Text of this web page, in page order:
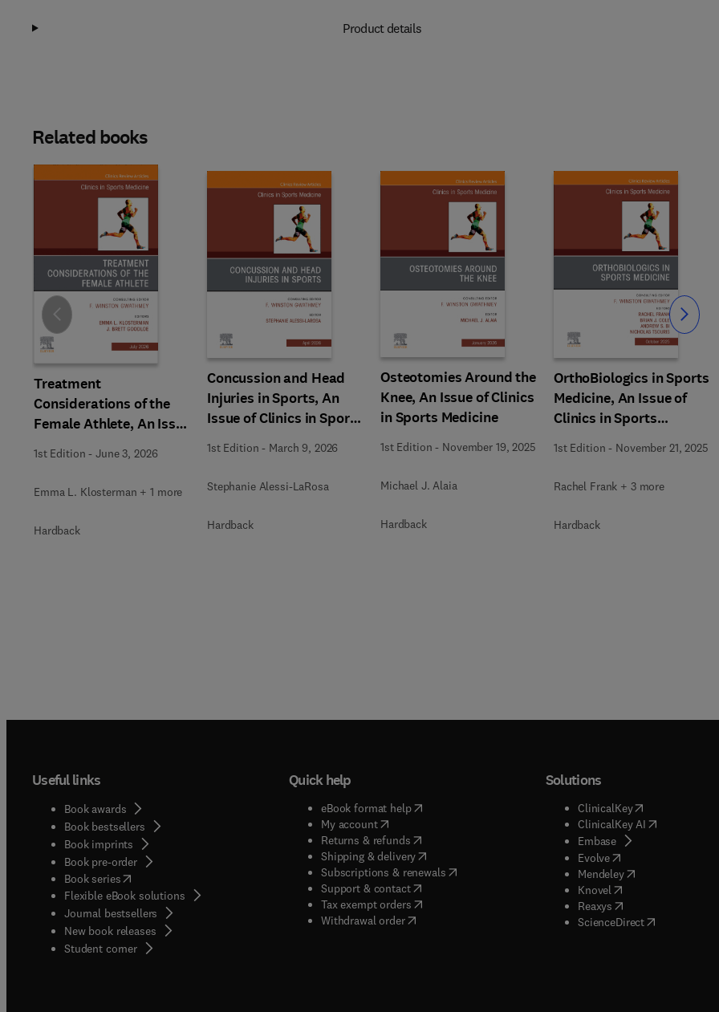
Product details
Related books
Treatment
Considerations of the
Female Athlete, An Issue
of Clinics in Sports
Medicine
1st Edition -June 3, 2026
Emma L. Klosterman + 1 more
Hardback
Concussion and Head
Injuries in Sports, An
Issue of Clinics in Sports
1st Edition - March 9, 2026
Stephanie Alessi-LaRosa
Hardback
Osteotomies Around the
Knee, An Issue of Clinics
in Sports Medicine
1st Edition - November 19, 2025
Michael J. Alaia
Hardback
OrthoBiologics in Sports
Medicine, An Issue of
Clinics in Sports
1st Edition - November 21, 2025
Rachel Frank + 3 more
Hardback
Slide Slide
Useful links
Book awards
Book bestsellers
Book imprints
Book pre-order
Book series(opens in new tab/window
Flexible eBook solutions
Journal bestsellers
New book releases
Student corner( opens in new tab/window
Quick help
eBook format help( opens in new tab/window
My account( opens in new tab/window
Returns & refunds( opens in new tab/window
Shipping & delivery(opens in new tab/window
Subscriptions & renewals( opens in new tab/window
)
Support & contact( opens in new tab/window
Tax exempt orders( opens in new tab/window
Withdrawal order
Solutions
ClinicalKey(opens in new
ClinicalKey AI( opens in
Embase(
opens in new tab/
Evolve( opens in new tab/
Mendeley( opens in new tab/
Knovel opens in new tab/
Reaxys opens in new tab/
ScienceDirect( opens in new